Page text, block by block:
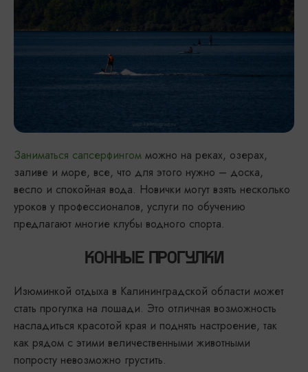
Заниматься сапсерфингом можно на реках, озерах,
заливе и море, все, что для этого нужно – доска,
весло и спокойная вода. Новички могут взять несколько
уроков у профессионалов, услуги по обучению
предлагают многие клубы водного спорта.
КОННЫЕ ПРОГУЛКИ
Изюминкой отдыха в Калининградской области может
стать прогулка на лошади. Это отличная возможность
насладиться красотой края и поднять настроение, так
как рядом с этими величественными животными
попросту невозможно грустить.